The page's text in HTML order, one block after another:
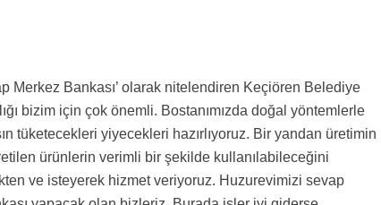
Merkez Bankası’ olarak nitelendiren Keçiören Belediye
bizim için çok önemli. Bostanımızda doğal yöntemlerle
tüketecekleri yiyecekleri hazırlıyoruz. Bir yandan üretimin
ürünlerin verimli bir şekilde kullanılabileceğini
ve isteyerek hizmet veriyoruz. Huzurevimizi sevap